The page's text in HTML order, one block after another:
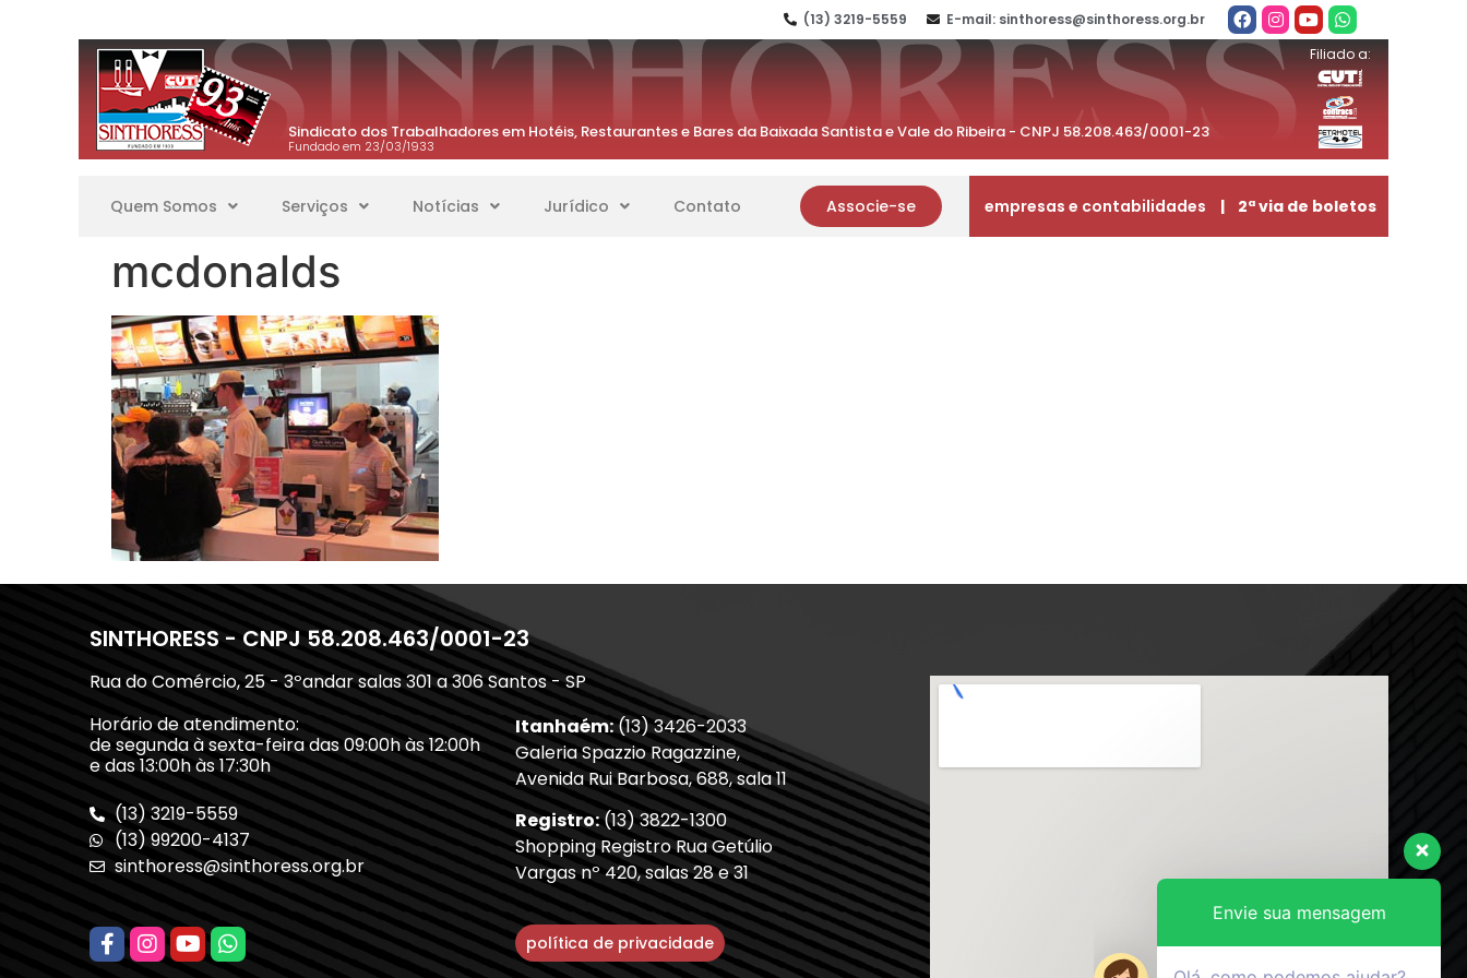
(13) 3219-5559 E-mail: sinthoress@sinthoress.org.br
Sindicato dos Trabalhadores em Hotéis, Restaurantes e Bares da Baixada Santista e Vale do Ribeira - CNPJ 58.208.463/0001-23
Fundado em 23/03/1933
Filiado a:
Quem Somos Serviços Notícias Jurídico Contato Associe-se empresas e contabilidades | 2ª via de boletos
mcdonalds
SINTHORESS - CNPJ 58.208.463/0001-23
Rua do Comércio, 25 - 3ºandar salas 301 a 306 Santos - SP
Horário de atendimento:
de segunda à sexta-feira das 09:00h às 12:00h
e das 13:00h às 17:30h
(13) 3219-5559
(13) 99200-4137
sinthoress@sinthoress.org.br
Itanhaém:(13) 3426-2033
Galeria Spazzio Ragazzine,
Avenida Rui Barbosa, 688, sala 11
Registro:(13) 3822-1300
Shopping Registro Rua Getúlio
Vargas nº 420, salas 28 e 31
política de privacidade